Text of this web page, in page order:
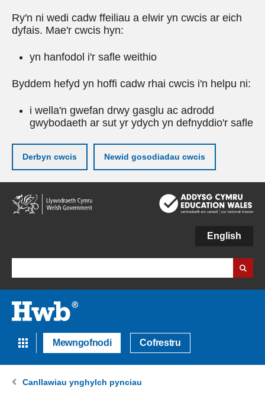
Ry'n ni wedi cadw ffeiliau a elwir yn cwcis ar eich
dyfais. Mae'r cwcis hyn:
yn hanfodol i'r safle weithio
Byddem hefyd yn hoffi cadw rhai cwcis i'n helpu ni:
i wella'n gwefan drwy gasglu ac adrodd
gwybodaeth ar sut yr ydych yn defnyddio'r safle
Derbyn cwcis Newid gosodiadau cwcis
Neidio
i'r
prif
English
Mewngofnodi Cofrestru
Canllawiau ynghylch pynciau